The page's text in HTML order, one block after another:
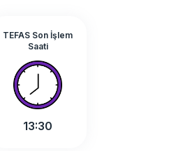
TEFAS Son İşlem
Saati
13:30